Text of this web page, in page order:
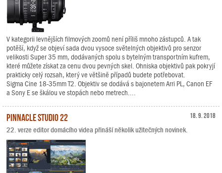
V kategorii levnějších filmových zoomů není příliš mnoho zástupců. A tak
potěší, když se objeví sada dvou vysoce světelných objektivů pro senzor
velikosti Super 35 mm, dodávaných spolu s bytelným transportním kufrem,
které můžete získat za cenu dvou pevných skel. Ohniska objektivů pak pokryjí
prakticky celý rozsah, který ve většině případů budete potřebovat.
Sigma Cine 18-35mm T2. Objektiv se dodává s bajonetem Arri PL, Canon EF
a Sony E se škálou ve stopách nebo metrech....
18. 9. 2018
Pinnacle Studio 22
22. verze editor domácího videa přináší několik užitečných novinek.